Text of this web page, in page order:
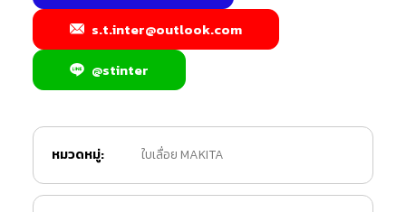
s.t.inter@outlook.com
@stinter
หมวดหมู่: ใบเลื่อย MAKITA